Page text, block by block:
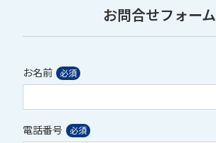
お問合せフォーム
お名前
電話番号